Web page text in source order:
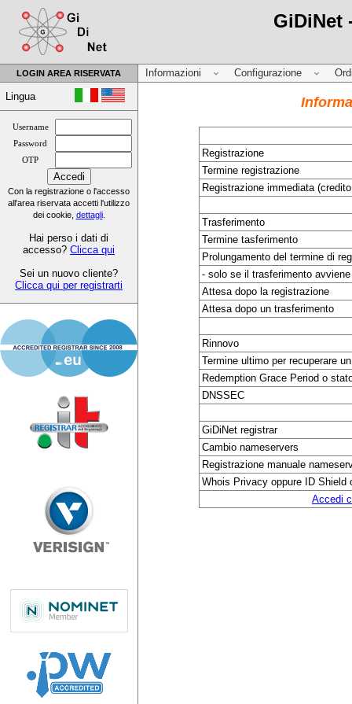
GiDiNet
LOGIN AREA RISERVATA
Lingua
Username
Password
OTP
Con la registrazione o l'accesso
all'area riservata accetti l'utilizzo
dei cookie, dettagli.
Hai perso i dati di
accesso? Clicca qui
Sei un nuovo cliente?
Clicca qui per registrarti
Informazioni Configurazione
Registrazione
Termine registrazione
Registrazione immediata
Trasferimento
Termine tasferimento
Prolungamento del termine di
- solo se il trasferimento
Attesa dopo la registrazione
Attesa dopo un trasferimento
Rinnovo
Termine ultimo per recuperare
Redemption Grace Period o
DNSSEC
GiDiNet registrar
Cambio nameservers
Registrazione manuale
Whois Privacy oppure ID Shield
Accedi